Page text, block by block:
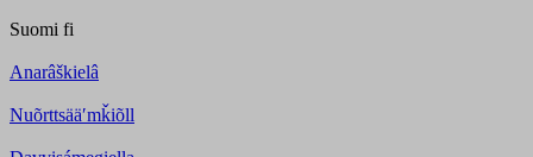
Suomi fi
Anarâškielâ
Nuõrttsääʹmǩiõll